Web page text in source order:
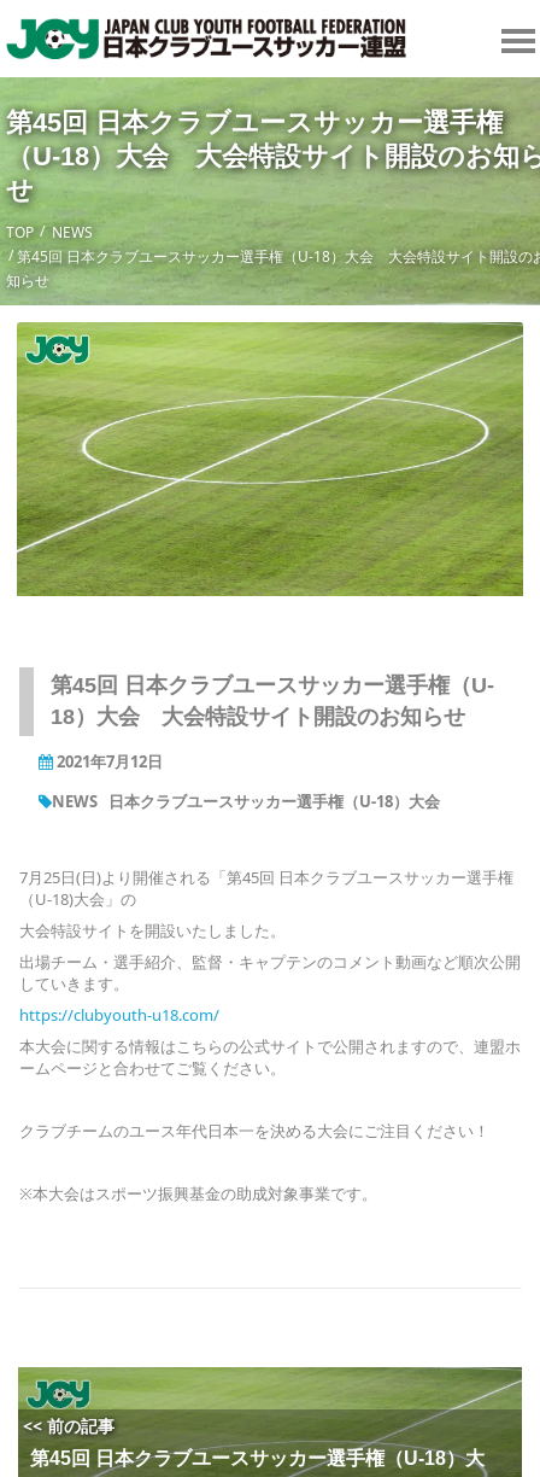
第45回 日本クラブユースサッカー選手権
（U-18）大会 大会特設サイト開設のお知
せ
TOP
NEWS
第45回 日本クラブユースサッカー選手権（U-18）大会 大会特設サイト開設の
知らせ
第45回 日本クラブユースサッカー選手権（U-
18）大会 大会特設サイト開設のお知らせ
2021年7月12日
NEWS
日本クラブユースサッカー選手権（U-18）大会
7月25日(日)より開催される「第45回 日本クラブユースサッカー選手権
（U-18)大会」の
大会特設サイトを開設いたしました。
出場チーム・選手紹介、監督・キャプテンのコメント動画など順次公開
していきます。
https://clubyouth-u18.com/
本大会に関する情報はこちらの公式サイトで公開されますので、 連盟ホ
ームページと合わせてご覧ください。
クラブチームのユース年代日本一を決める大会にご注目ください！
※本大会はスポーツ振興基金の助成対象事業です。
<< 前の記事
第45回 日本クラブユースサッカー選手権（U-18）大